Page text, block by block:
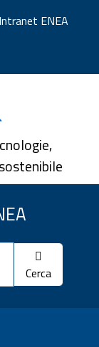
Intranet ENEA
Cerca